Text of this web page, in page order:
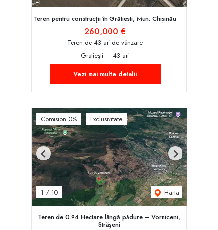
Teren pentru construcții în Grătiesti, Mun. Chișinău
260,000 €
Teren de 43 ari de vânzare
Gratiești
43 ari
Vezi mai multe detalii
Comision 0% Exclusivitate
1 / 10 Harta
Previous Next
Teren de 0.94 Hectare lângă pădure – Vorniceni,
Strășeni